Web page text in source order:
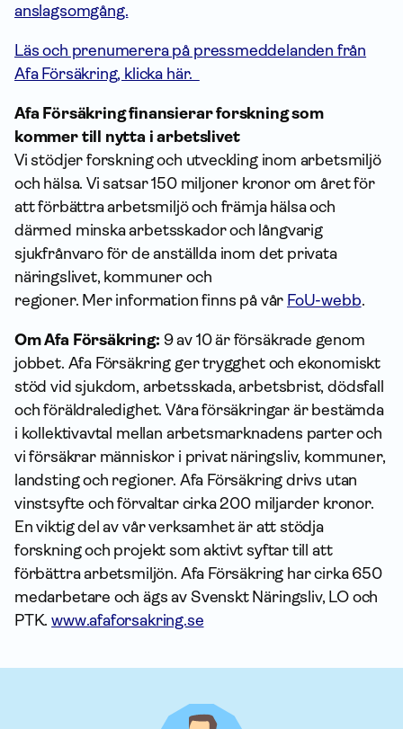
anslagsomgång.
Läs och prenumerera på pressmeddelanden från
Afa Försäkring, klicka här.
Afa Försäkring finansierar forskning som
kommer till nytta i arbetslivet
Vi stödjer forskning och utveckling inom arbetsmiljö
och hälsa. Vi satsar 150 miljoner kronor om året för
att förbättra arbetsmiljö och främja hälsa och
därmed minska arbetsskador och långvarig
sjukfrånvaro för de anställda inom det privata
näringslivet, kommuner och
regioner. Mer information finns på vår FoU-webb.
Om Afa Försäkring: 9 av 10 är försäkrade genom
jobbet. Afa Försäkring ger trygghet och ekonomiskt
stöd vid sjukdom, arbetsskada, arbetsbrist, dödsfall
och föräldraledighet. Våra försäkringar är bestämda
i kollektivavtal mellan arbetsmarknadens parter och
vi försäkrar människor i privat näringsliv, kommuner,
landsting och regioner. Afa Försäkring drivs utan
vinstsyfte och förvaltar cirka 200 miljarder kronor.
En viktig del av vår verksamhet är att stödja
forskning och projekt som aktivt syftar till att
förbättra arbetsmiljön. Afa Försäkring har cirka 650
medarbetare och ägs av Svenskt Näringsliv, LO och
PTK.www.afaforsakring.se